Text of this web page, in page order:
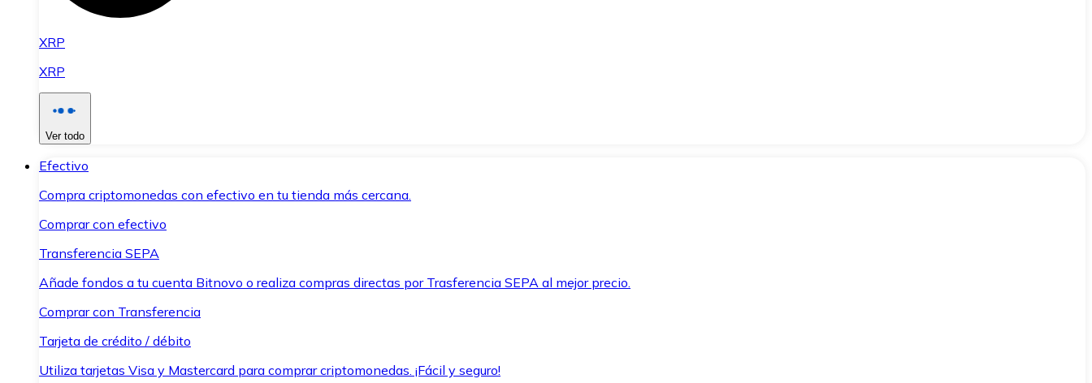
XRP
XRP
Ver todo
Efectivo
Compra criptomonedas con efectivo en tu tienda más cercana.
Comprar con efectivo
Transferencia SEPA
Añade fondos a tu cuenta Bitnovo o realiza compras directas por Trasferencia SEPA al mejor precio.
Comprar con Transferencia
Tarjeta de crédito / débito
Utiliza tarjetas Visa y Mastercard para comprar criptomonedas. ¡Fácil y seguro!